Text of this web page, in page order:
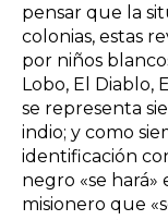
pensar que la
colonias, estas
por niños
Lobo, El Diablo,
se representa
indio; y como
identificación
negro «se
misionero que